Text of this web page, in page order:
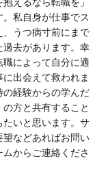
私自身が仕事でス
、うつ病寸前にまで
過去があります。幸
職によって自分に適
出会えて救われま
の経験からの学んだ
の方と共有すること
たいと思います。サ
望などあればお問い
ムからご連絡くださ